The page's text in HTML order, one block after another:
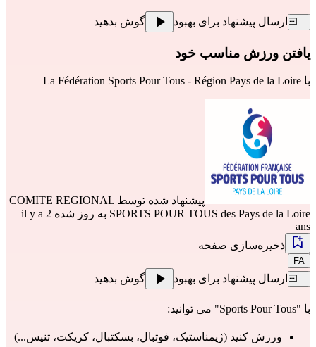
ارسال پیشنهاد برای بهبود گوش بدهید
یافتن ورزش مناسب خود
با La Fédération Sports Pour Tous - Région Pays de la Loire
پیشنهاد شده توسط COMITE REGIONAL
SPORTS POUR TOUS des Pays de la Loire
به روز شده il y a 2
ans
ذخیره‌سازی صفحه
FA
ارسال پیشنهاد برای بهبود گوش بدهید
با "Sports Pour Tous" می توانید:
ورزش کنید (ژیمناستیک، فوتبال، بسکتبال، کریکت، تنیس...)